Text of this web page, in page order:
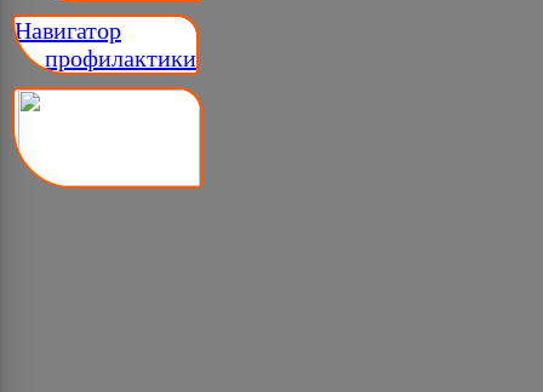
Навигатор
__ профилактики